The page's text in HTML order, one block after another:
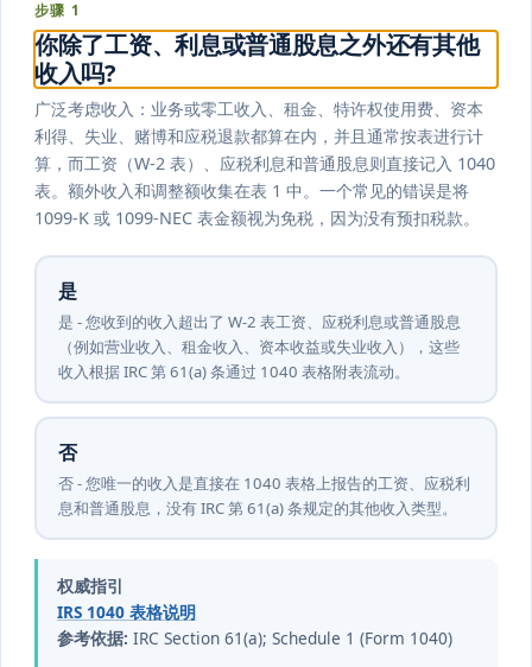
步骤 1
你除了工资、利息或普通股息之外还有其他
收入吗?
广泛考虑收入：业务或零工收入、租金、特许权使用费、资本
利得、失业、赌博和应税退款都算在内，并且通常按表进行计
算，而工资（W-2 表）、应税利息和普通股息则直接记入 1040
表。额外收入和调整额收集在表 1 中。一个常见的错误是将
1099-K 或 1099-NEC 表金额视为免税，因为没有预扣税款。
是
是 - 您收到的收入超出了 W-2 表工资、应税利息或普通股息
（例如营业收入、租金收入、资本收益或失业收入），这些
收入根据 IRC 第 61(a) 条通过 1040 表格附表流动。
否
否 - 您唯一的收入是直接在 1040 表格上报告的工资、应税利
息和普通股息，没有 IRC 第 61(a) 条规定的其他收入类型。
权威指引
IRS 1040 表格说明
参考依据: IRC Section 61(a); Schedule 1 (Form 1040)